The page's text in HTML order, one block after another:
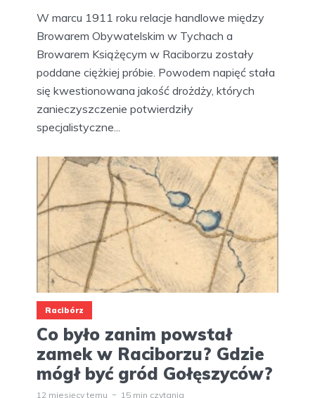
W marcu 1911 roku relacje handlowe między
Browarem Obywatelskim w Tychach a
Browarem Książęcym w Raciborzu zostały
poddane ciężkiej próbie. Powodem napięć stała
się kwestionowana jakość drożdży, których
zanieczyszczenie potwierdziły
specjalistyczne...
Racibórz
Co było zanim powstał
zamek w Raciborzu? Gdzie
mógł być gród Gołęszyców?
12 miesięcy temu 15 min czytania